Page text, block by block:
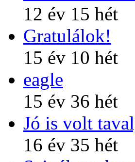
12 év 15 hét
Gratulálok!
15 év 10 hét
eagle
15 év 36 hét
Jó is volt
16 év 35 hét